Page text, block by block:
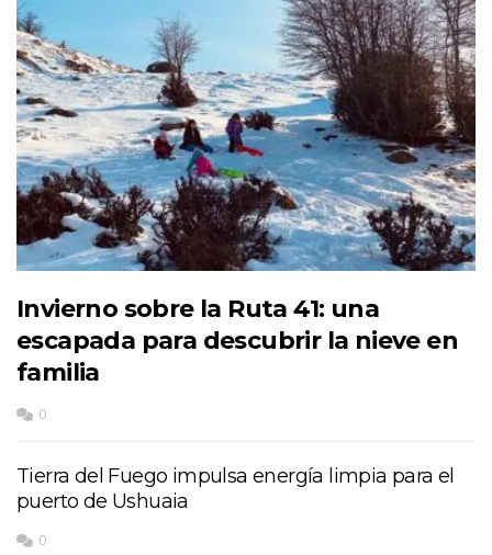
Invierno sobre la Ruta 41: una
escapada para descubrir la nieve en
familia
0
Tierra del Fuego impulsa energía limpia para el
puerto de Ushuaia
0